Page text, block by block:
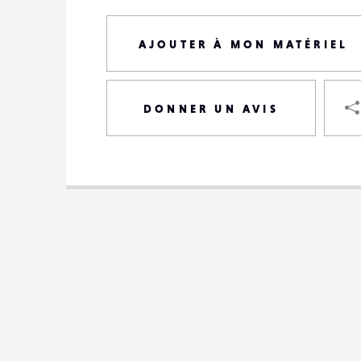
AJOUTER À MON MATÉRIEL
DONNER UN AVIS